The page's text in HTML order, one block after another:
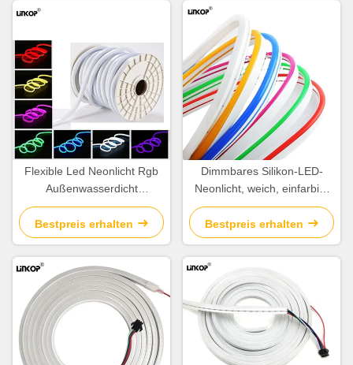
Flexible Led Neonlicht Rgb
Außenwasserdicht
Schneidbare LED-Leuchten
Streifenrolle 220V
Bestpreis erhalten
Dimmbares Silikon-LED-
Neonlicht, weich, einfarbig,
12 V, 8 x 16 mm
Neonröhren-LED-Streifen
Bestpreis erhalten